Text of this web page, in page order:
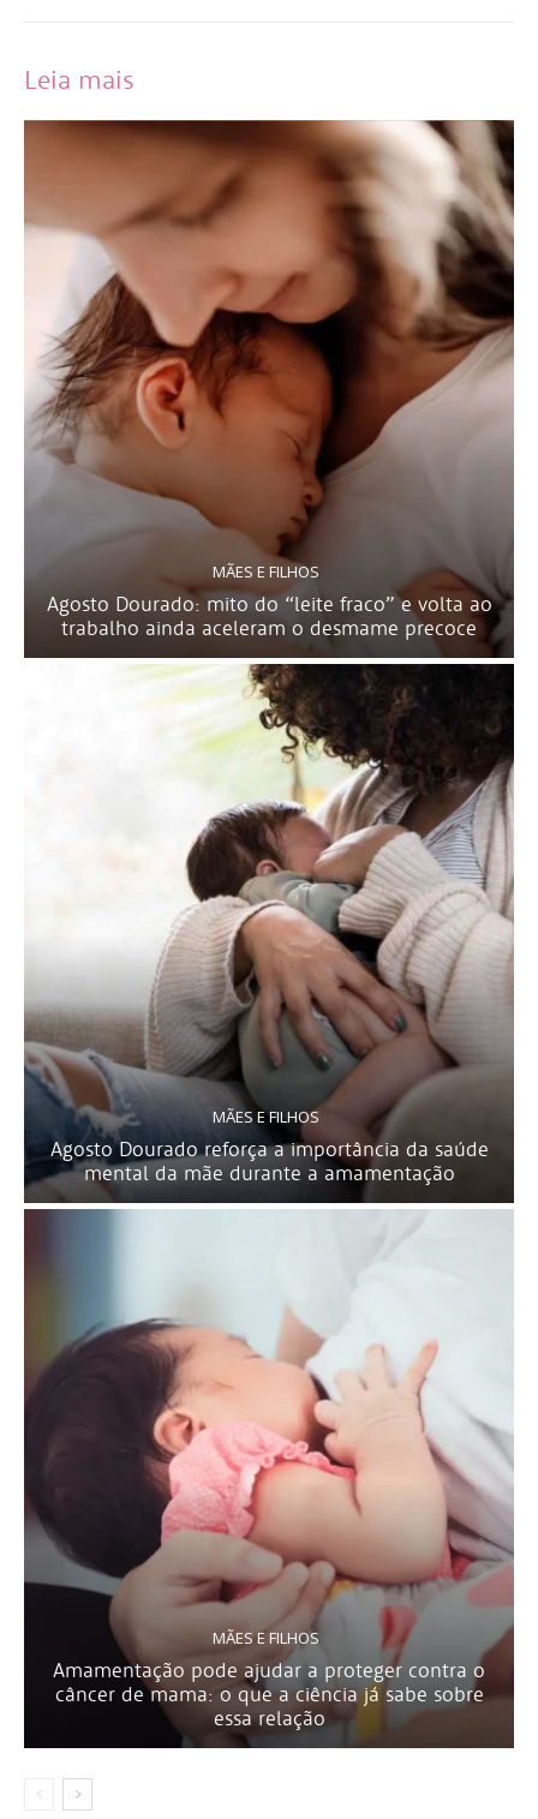
Leia mais
MÃES E FILHOS
Agosto Dourado: mito do “leite fraco” e volta ao
trabalho ainda aceleram o desmame precoce
MÃES E FILHOS
Agosto Dourado reforça a importância da saúde
mental da mãe durante a amamentação
MÃES E FILHOS
Amamentação pode ajudar a proteger contra o
câncer de mama: o que a ciência já sabe sobre
essa relação